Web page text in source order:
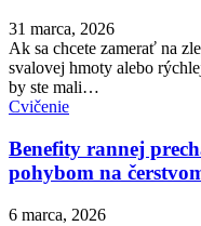
31 marca, 2026
Ak sa chcete zamerať na
svalovej hmoty alebo
by ste mali…
Cvičenie
Benefity rannej
pohybom na
6 marca, 2026